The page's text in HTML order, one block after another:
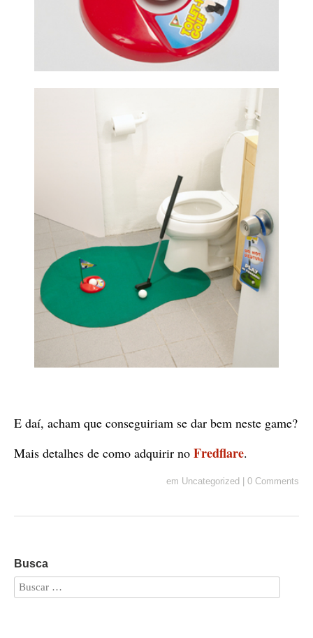
E daí, acham que conseguiriam se dar bem neste game?
Mais detalhes de como adquirir no Fredflare.
em Uncategorized 0 Comments
Busca